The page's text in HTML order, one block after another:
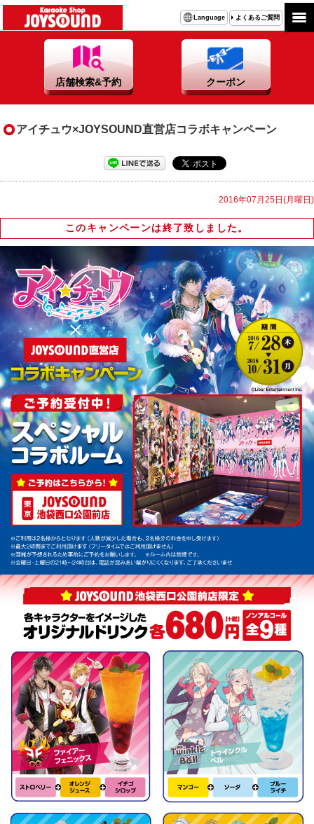
Language よくあるご質問
店舗検索&予約 クーポン
アイチュウ×JOYSOUND直営店コラボキャンペーン
2016年07月25日(月曜日)
このキャンペーンは終了致しました。